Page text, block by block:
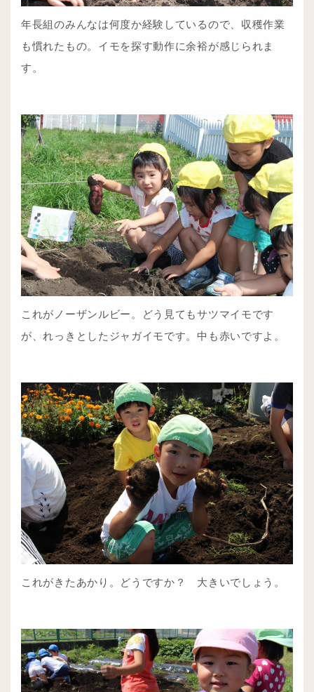
年長組のみんなは何度か経験しているので、収穫作業
も慣れたもの。イモを探す動作に余裕が感じられま
す。
これがノーザンルビー。どう見てもサツマイモです
が、れっきとしたジャガイモです。中も赤いですよ。
これがきたあかり。どうですか？ 大きいでしょう。